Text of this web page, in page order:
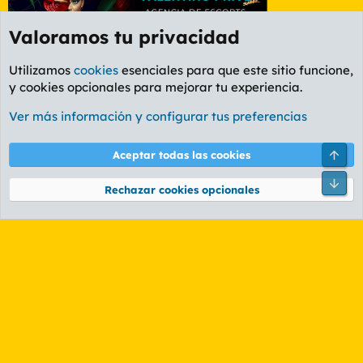
Foro General
Cookies
PL OLDSTYLE AMARILLO
Términos y reglas Política de privacidad Ayuda
Community platform by XenForo® © 2010-2026 XenForo Ltd.
Valoramos tu privacidad
Utilizamos cookies esenciales para que este sitio funcione,
y cookies opcionales para mejorar tu experiencia.
Ver más información y configurar tus preferencias
Aceptar todas las cookies
Rechazar cookies opcionales
Pie